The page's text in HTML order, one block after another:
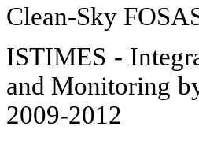
Clean-Sky
ISTIMES -
and Monitoring
2009-2012